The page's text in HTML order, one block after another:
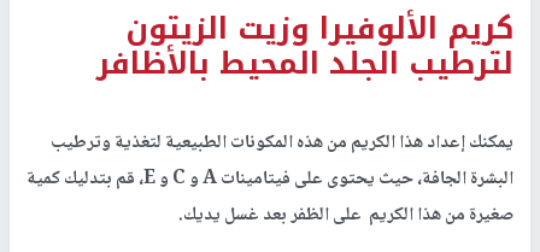
كريم الألوفيرا وزيت الزيتون
لترطيب الجلد المحيط بالأظافر
يمكنك إعداد هذا الكريم من هذه المكونات الطبيعية لتغذية وترطيب
البشرة الجافة، حيث يحتوى على فيتاميناتAوCوE، قم بتدليك كمية
صغيرة من هذا الكريم على الظفر بعد غسل يديك.